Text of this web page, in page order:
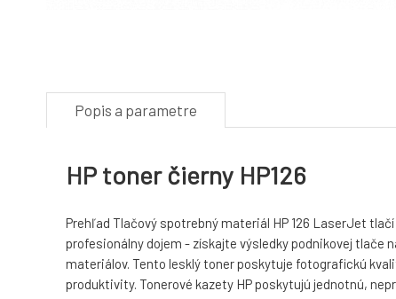
Popis a parametre
HP toner čierny HP126
Prehľad Tlačový spotrebný materiál HP 126 LaserJet
profesionálny dojem - získajte výsledky podnikovej tlače
materiálov. Tento lesklý toner poskytuje fotografickú
produktivity. Tonerové kazety HP poskytujú jednotnú,